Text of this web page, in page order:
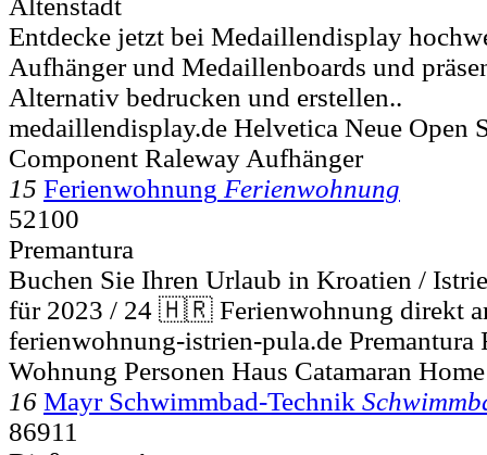
Entdecke jetzt bei Medaillendisplay
Aufhänger und Medaillenboards und
Alternativ bedrucken und erstellen..
medaillendisplay.de Helvetica Neue Open
Component Raleway Aufhänger
15 Ferienwohnung Ferienwohnung
52100
Premantura
Buchen Sie Ihren Urlaub in Kroatien /
für 2023 / 24 🇭🇷 Ferienwohnung direkt
ferienwohnung-istrien-pula.de
Wohnung Personen Haus Catamaran Home
16 Mayr Schwimmbad-Technik
86911